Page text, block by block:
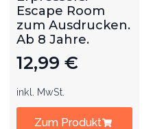
Escape Room
zum Ausdrucken.
Ab 8 Jahre.
12,99 €
inkl. MwSt.
Zum Produkt